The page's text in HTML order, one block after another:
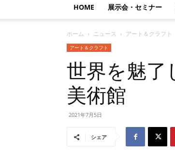
HOME 展示会・セミナー
ホーム ニュース アート＆クラフト
アート＆クラフト
世界を魅
美術館
2021年7月5日
シェア